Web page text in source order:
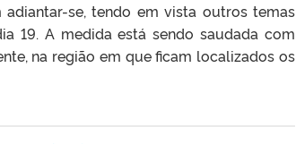
se, tendo em vista outros temas
19. A medida está sendo saudada com
na região em que ficam localizados os